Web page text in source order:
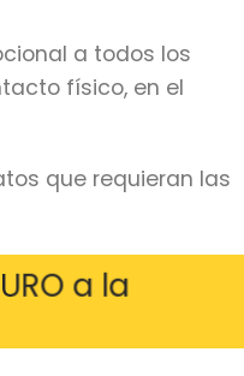
a todos los
físico, en el
que requieran las
a la